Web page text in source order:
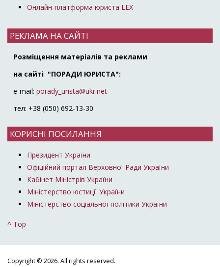
Онлайн-платформа юриста LEX
РЕКЛАМА НА САЙТІ
Розміщення матеріалів та реклами
на сайті "ПОРАДИ ЮРИСТА":
e-mail: porady_urista@ukr.net
тел: +38 (050) 692-13-30
КОРИСНІ ПОСИЛАННЯ
Президент України
Офіційний портал Верховної Ради України
Кабінет Міністрів України
Міністерство юстиції України
Міністерство соціальної політики України
^ Top
Copyright © 2026. All rights reserved.